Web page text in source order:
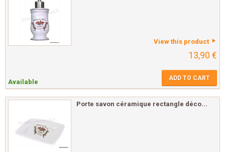
View this product
13,90 €
Available ADD TO CART
Porte savon céramique rectangle déco...